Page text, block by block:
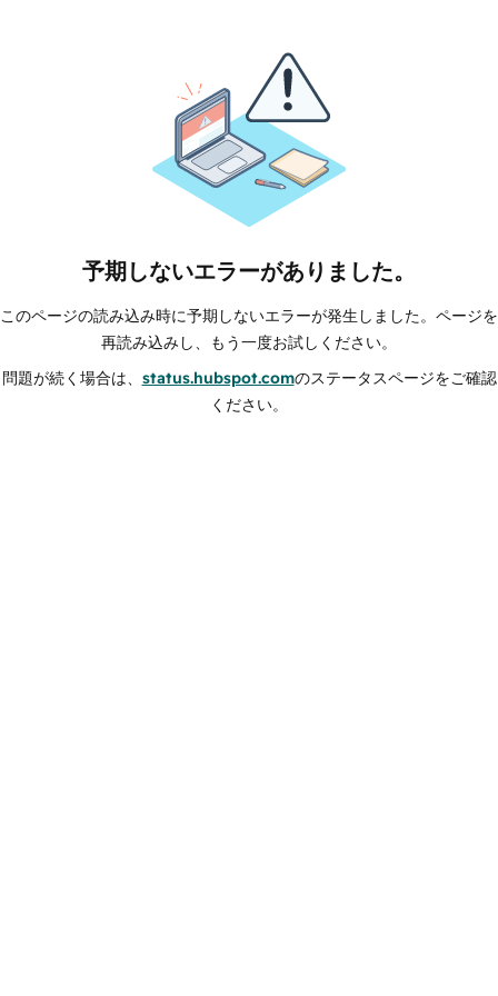
予期しないエラーがありました。
このページの読み込み時に予期しないエラーが発生しました。ページを
再読み込みし、もう一度お試しください。
問題が続く場合は、 status.hubspot.comのステータスページをご確認
ください。